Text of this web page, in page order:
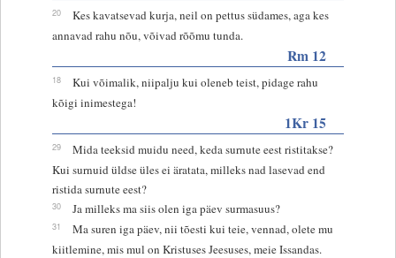
20
Kes kavatsevad kurja, neil on pettus südames, aga kes
annavad rahu nõu, võivad rõõmu tunda.
Rm 12
18
Kui võimalik, niipalju kui oleneb teist, pidage rahu
kõigi inimestega!
1Kr 15
29
Mida teeksid muidu need, keda surnute eest ristitakse?
Kui surnuid üldse üles ei äratata, milleks nad lasevad end
ristida surnute eest?
30 Ja milleks ma siis olen iga päev surmasuus?
31
Ma suren iga päev, nii tõesti kui teie, vennad, olete mu
kiitlemine, mis mul on Kristuses Jeesuses, meie Issandas.